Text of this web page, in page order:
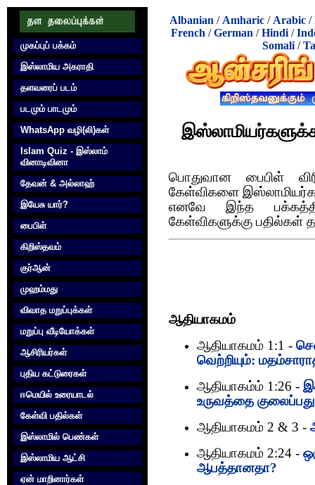
முகப்புப் பக்கம்
இஸ்லாமிய அகராதி
தளவரைப் படம்
படமும் பாடமும்
WhatsApp வழி(லி)கள்
Islam Quiz - இஸ்லாம்
வினாடிவினா
தேவன் & அல்லாஹ்
இயேசு யார்?
பைபிள்
கிறிஸ்தவம்
குர்‍ஆன்
முஹம்மது
விவாத மறுப்புக்கள்
மறுப்பு வீடியோக்கள்
ஆசிரியர்கள்
புதிய கட்டுரைகள்
ஈமெயில் உரையாடல்
கேள்வி பதில்கள்
இஸ்லாமில் பெண்கள்
இஸ்லாமிய ஆட்சி
ஏன் மாறினார்கள்
Albanian / Amharic / Arabic /
French /German /Hindi /
Somali/
பொதுவான பைபிள்
கேள்விகளை
எனவே இந்த
கேள்விகளுக்கு பதில்கள்
ஆதியாகமம்
ஆதியாகமம் 1:1 -
வெற்றியும்:
ஆதியாகம்ம் 1:26 -
உருவத்தை
ஆதியாகமம் 2 & 3 -
ஆதியாகமம் 2:24 -
ஆபத்தானதா?